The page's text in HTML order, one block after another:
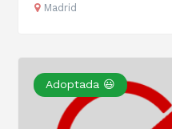
Madrid
Adoptada 😃